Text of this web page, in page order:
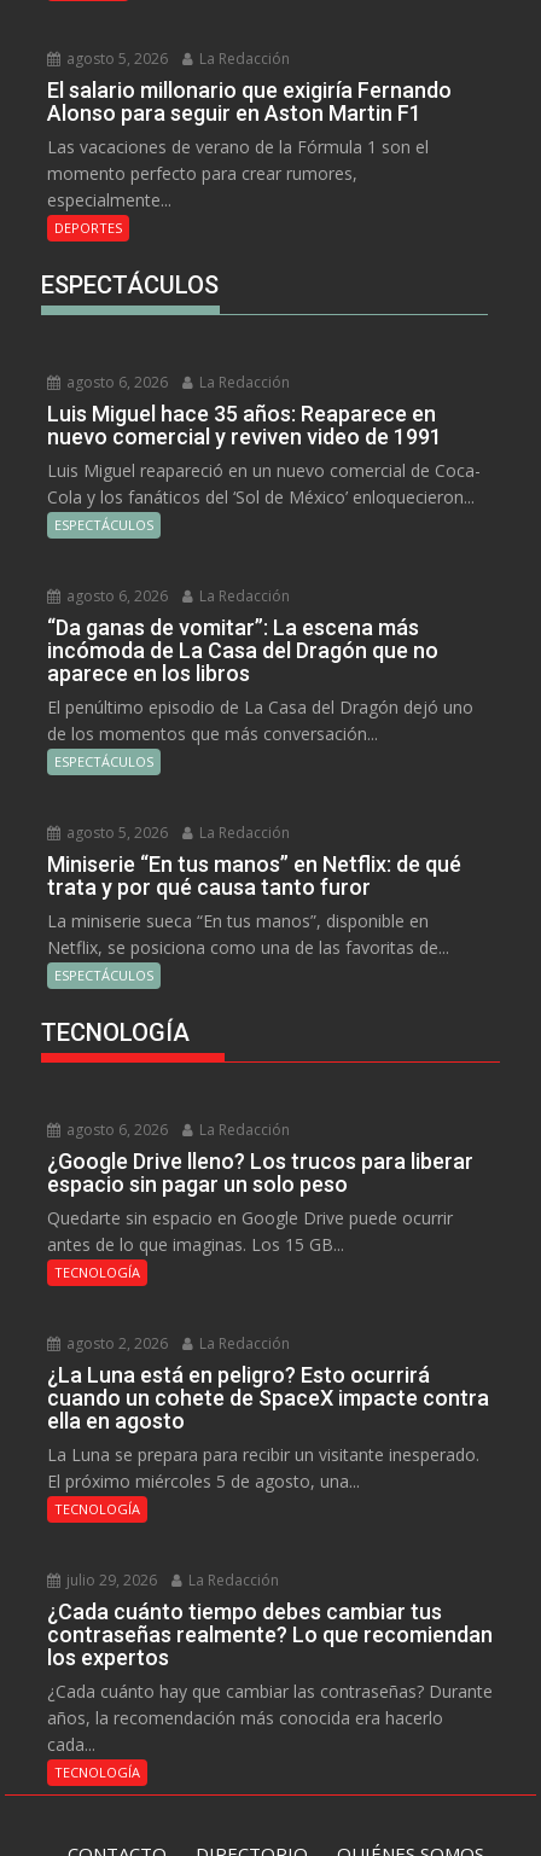
agosto 5, 2026 La Redacción
El salario millonario que exigiría Fernando
Alonso para seguir en Aston Martin F1
Las vacaciones de verano de la Fórmula 1 son el
momento perfecto para crear rumores,
especialmente...
DEPORTES
ESPECTÁCULOS
agosto 6, 2026 La Redacción
Luis Miguel hace 35 años: Reaparece en
nuevo comercial y reviven video de 1991
Luis Miguel reapareció en un nuevo comercial de Coca-
Cola y los fanáticos del ‘Sol de México’ enloquecieron...
ESPECTÁCULOS
agosto 6, 2026 La Redacción
“Da ganas de vomitar”: La escena más
incómoda de La Casa del Dragón que no
aparece en los libros
El penúltimo episodio de La Casa del Dragón dejó uno
de los momentos que más conversación...
ESPECTÁCULOS
agosto 5, 2026 La Redacción
Miniserie “En tus manos” en Netflix: de qué
trata y por qué causa tanto furor
La miniserie sueca “En tus manos”, disponible en
Netflix, se posiciona como una de las favoritas de...
ESPECTÁCULOS
TECNOLOGÍA
agosto 6, 2026 La Redacción
¿Google Drive lleno? Los trucos para liberar
espacio sin pagar un solo peso
Quedarte sin espacio en Google Drive puede ocurrir
antes de lo que imaginas. Los 15 GB...
TECNOLOGÍA
agosto 2, 2026 La Redacción
¿La Luna está en peligro? Esto ocurrirá
cuando un cohete de SpaceX impacte contra
ella en agosto
La Luna se prepara para recibir un visitante inesperado.
El próximo miércoles 5 de agosto, una...
TECNOLOGÍA
julio 29, 2026 La Redacción
¿Cada cuánto tiempo debes cambiar tus
contraseñas realmente? Lo que recomiendan
los expertos
¿Cada cuánto hay que cambiar las contraseñas? Durante
años, la recomendación más conocida era hacerlo
cada...
TECNOLOGÍA